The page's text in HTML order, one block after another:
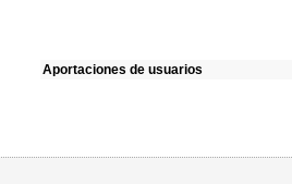
Aportaciones de usuarios